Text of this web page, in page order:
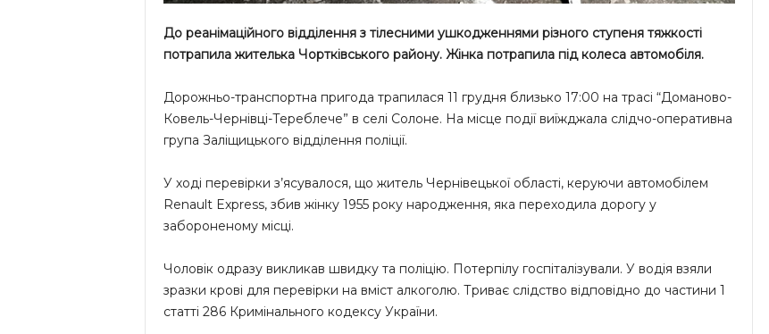
До реанімаційного відділення з тілесними ушкодженнями різного ступеня тяжкості
потрапила жителька Чортківського району. Жінка потрапила під колеса автомобіля.
Дорожньо-транспортна пригода трапилася 11 грудня близько 17:00 на трасі “Доманово-
Ковель-Чернівці-Тереблече” в селі Солоне. На місце події виїжджала слідчо-оперативна
група Заліщицького відділення поліції.
У ході перевірки з’ясувалося, що житель Чернівецької області, керуючи автомобілем
Renault Express, збив жінку 1955 року народження, яка переходила дорогу у
забороненому місці.
Чоловік одразу викликав швидку та поліцію. Потерпілу госпіталізували. У водія взяли
зразки крові для перевірки на вміст алкоголю. Триває слідство відповідно до частини 1
статті 286 Кримінального кодексу України.